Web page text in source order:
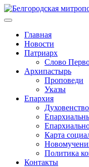
Главная
Новости
Патриарх
Слово
Архипастырь
Проповеди
Указы
Епархия
Карта
Политика
Контакты